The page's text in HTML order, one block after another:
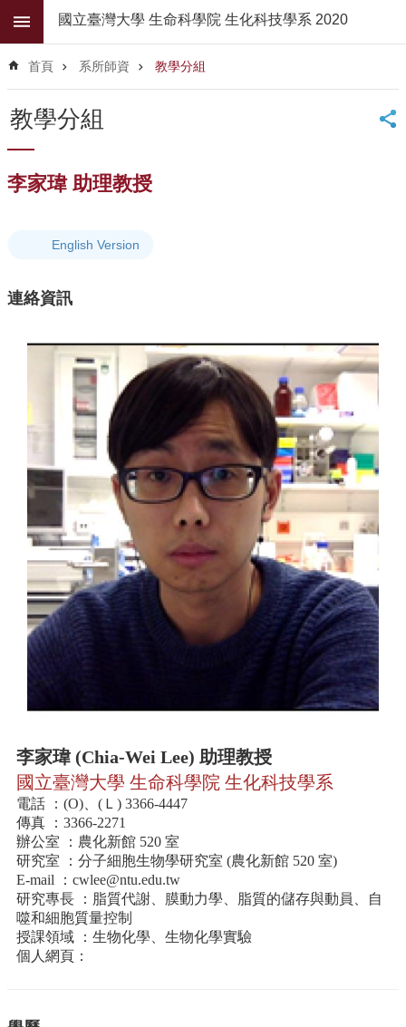
跳到主要內容區塊
階
尋
公
佈
欄
系
中
生
區
大
部
博
士
班
系
會
常
用
資
源
下
載
中
心
捐
國立臺灣大學 生命科學院 生化科技學系 2020
首頁 系所師資 教學分組
教學分組
李家瑋 助理教授
English Version
連絡資訊
李家瑋 (Chia-Wei Lee) 助理教授
國立臺灣大學 生命科學院 生化科技學系
電話 ：(O)、(Ｌ) 3366-4447
傳真 ：3366-2271
辦公室 ：農化新館 520 室
研究室 ：分子細胞生物學研究室 (農化新館 520 室)
E-mail ： cwlee@ntu.edu.tw
研究專長 ：脂質代謝、膜動力學、脂質的儲存與動員、自
噬和細胞質量控制
授課領域 ：生物化學、生物化學實驗
個人網頁：